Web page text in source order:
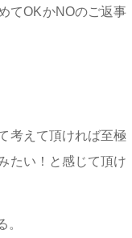
てOKかNOのご返事
考えて頂ければ至極
たい！と感じて頂け